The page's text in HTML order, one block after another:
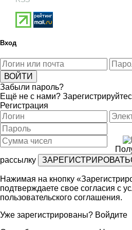
Вход
Забыли пароль?
Ещё не с нами?
Регистрация
рассылку
Нажимая на кнопку
подтверждаете свое согласия с
пользовательского соглашения.
Уже зарегистрированы? Войдите